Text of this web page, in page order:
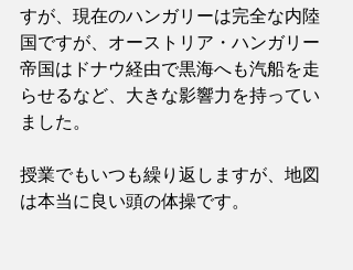
すが、現在のハンガリーは完全な内陸
国ですが、オーストリア・ハンガリー
帝国はドナウ経由で黒海へも汽船を走
らせるなど、大きな影響力を持ってい
ました。
授業でもいつも繰り返しますが、地図
は本当に良い頭の体操です。